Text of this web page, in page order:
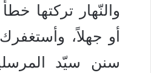
والنّهار تركتها
أو جهلاً،
سنن سيّد